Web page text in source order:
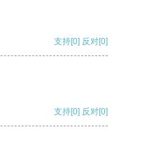
支持[0] 反对[0]
支持[0] 反对[0]